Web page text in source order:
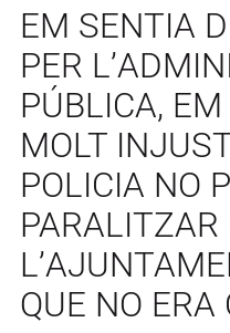
EM SENTIA
PER
PÚBLICA,
MOLT
POLICIA NO
PARALITZAR
QUE NO